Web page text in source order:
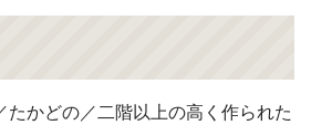
たかどの／二階以上の高く作られた